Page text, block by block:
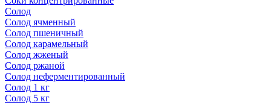
Солод
Солод ячменный
Солод пшеничный
Солод карамельный
Солод жженый
Солод ржаной
Солод неферментированный
Солод 1 кг
Солод 5 кг